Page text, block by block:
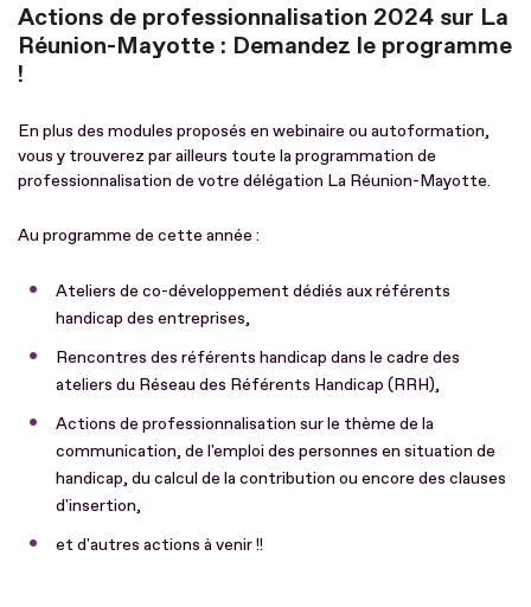
Actions de professionnalisation 2024 sur La
Réunion-Mayotte : Demandez le programme
!
En plus des modules proposés en webinaire ou autoformation,
vous y trouverez par ailleurs toute la programmation de
professionnalisation de votre délégation La Réunion-Mayotte.
Au programme de cette année :
Ateliers de co-développement dédiés aux référents
handicap des entreprises,
Rencontres des référents handicap dans le cadre des
ateliers du Réseau des Référents Handicap (RRH),
Actions de professionnalisation sur le thème de la
communication, de l'emploi des personnes en situation de
handicap, du calcul de la contribution ou encore des clauses
d'insertion,
et d'autres actions à venir !!